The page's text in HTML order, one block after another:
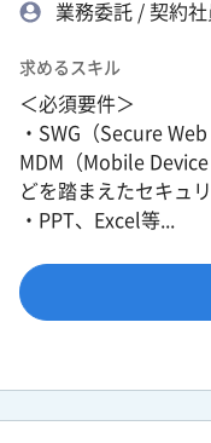
業務委託 / 契約社
求めるスキル
＜必須要件＞
・SWG（Secure
MDM（Mobile
どを踏まえたセキュ
・PPT、Excel等...